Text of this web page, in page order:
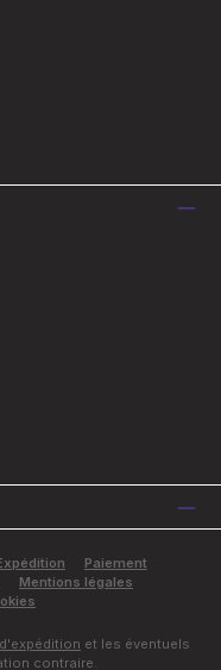
Paiement
Mentions légales
d'expédition et les éventuels
contraire.